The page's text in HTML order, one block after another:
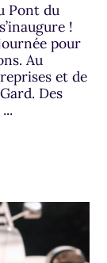
Pont du
!
pour
Au
et de
Des